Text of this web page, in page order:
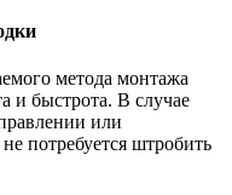
метода монтажа
и быстрота. В случае
или
потребуется штробить